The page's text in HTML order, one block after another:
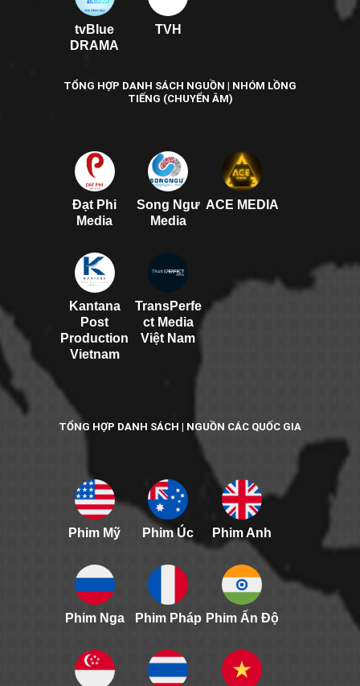
tvBlue
DRAMA
TVH
TỔNG HỢP DANH SÁCH NGUỒN | NHÓM LỒNG
TIẾNG (CHUYỂN ÂM)
Đạt Phi
Media
Song Ngư
Media
ACE MEDIA
Kantana
Post
Production
Vietnam
TransPerfe
ct Media
Việt Nam
TỔNG HỢP DANH SÁCH | NGUỒN CÁC QUỐC GIA
Phim Mỹ Phim Úc Phim Anh
Phim Nga Phim Pháp Phim Ấn Độ